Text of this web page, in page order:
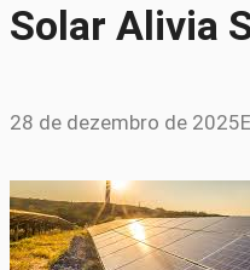
Solar Alivia
28 de dezembro de 2025